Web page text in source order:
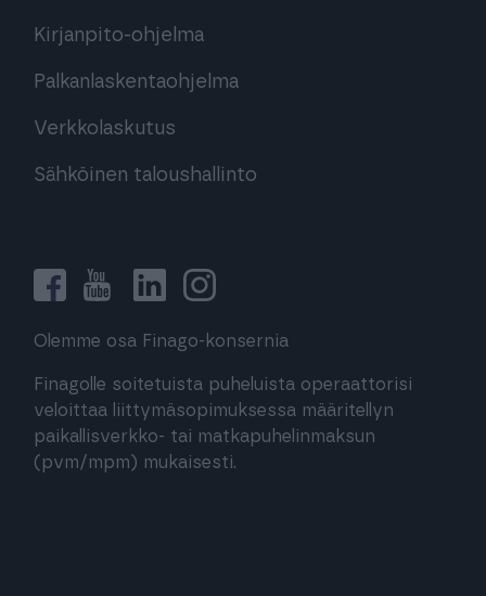
Kirjanpito-ohjelma
Palkanlaskentaohjelma
Verkkolaskutus
Sähköinen taloushallinto
Olemme osa Finago-konsernia
Finagolle soitetuista puheluista operaattorisi
veloittaa liittymäsopimuksessa määritellyn
paikallisverkko- tai matkapuhelinmaksun
(pvm/mpm) mukaisesti.